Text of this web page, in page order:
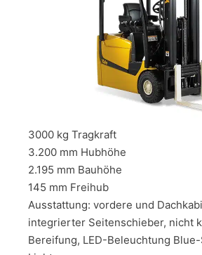
3000 kg Tragkraft
3.200 mm Hubhöhe
2.195 mm Bauhöhe
145 mm Freihub
Ausstattung: vordere und
integrierter Seitenschieber, nicht
Bereifung, LED-Beleuchtung Blue-